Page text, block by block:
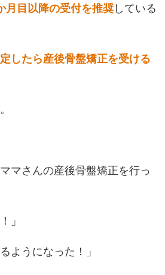
月目以降の受付を推奨している
したら産後骨盤矯正を受ける
マさんの産後骨盤矯正を行っ
」
ようになった！」